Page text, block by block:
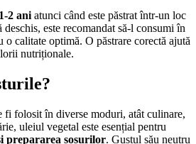
1-2 ani atunci când este păstrat într-un loc
este recomandat să-l consumi în
o calitate optimă. O păstrare corectă ajută
nutriționale.
fi folosit în diverse moduri, atât culinare,
uleiul vegetal este esențial pentru
prepararea sosurilor. Gustul său neutru